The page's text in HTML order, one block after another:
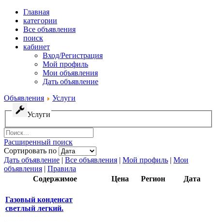
Главная
категории
Все объявления
поиск
кабинет
Вход/Регистрация
Мой профиль
Мои объявления
Дать объявление
Объявления
Услуги
Услуги
Расширенный поиск
Сортировать по
Дать объявление | Все объявления | Мой профиль | Мои
объявления | Правила
Содержимое
Цена Регион Дата
Газовый конденсат
светлый легкий.